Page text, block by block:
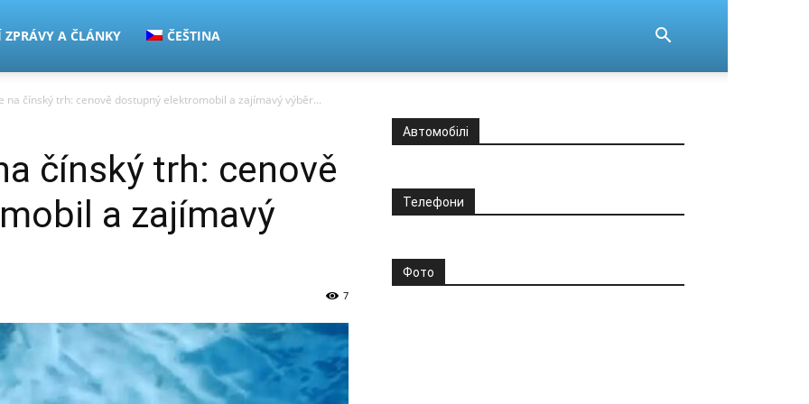
ZPRÁVY A ČLÁNKY ČEŠTINA
na čínský trh: cenově dostupný elektromobil a zajímavý výběr...
čínský trh: cenově
a zajímavý
7
Автомобілі
Телефони
Фото